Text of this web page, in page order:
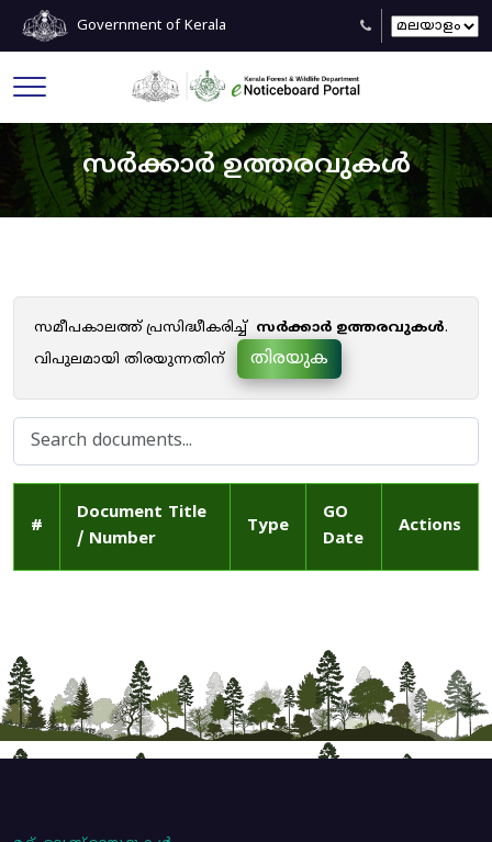
Government of Kerala
സർക്കാർ ഉത്തരവുകൾ
സമീപകാലത്ത് പ്രസിദ്ധീകരിച്ച് സർക്കാർ ഉത്തരവുകൾ.
വിപുലമായി തിരയുന്നതിന്
തിരയുക
#
Document Title
/ Number
Type
GO
Date
Actions